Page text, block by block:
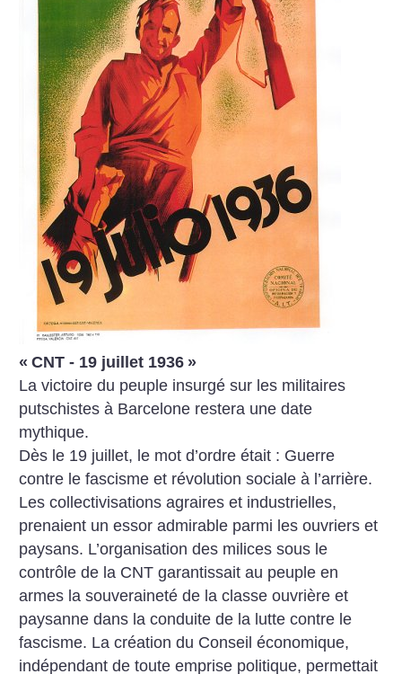
« CNT - 19 juillet 1936 »
La victoire du peuple insurgé sur les militaires
putschistes à Barcelone restera une date
mythique.
Dès le 19 juillet, le mot d’ordre était : Guerre
contre le fascisme et révolution sociale à l’arrière.
Les collectivisations agraires et industrielles,
prenaient un essor admirable parmi les ouvriers et
paysans. L’organisation des milices sous le
contrôle de la CNT garantissait au peuple en
armes la souveraineté de la classe ouvrière et
paysanne dans la conduite de la lutte contre le
fascisme. La création du Conseil économique,
indépendant de toute emprise politique, permettait